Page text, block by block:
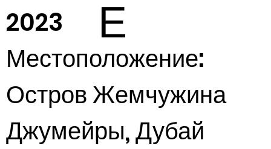
Е
2023
Местоположение:
Остров Жемчужина
Джумейры, Дубай